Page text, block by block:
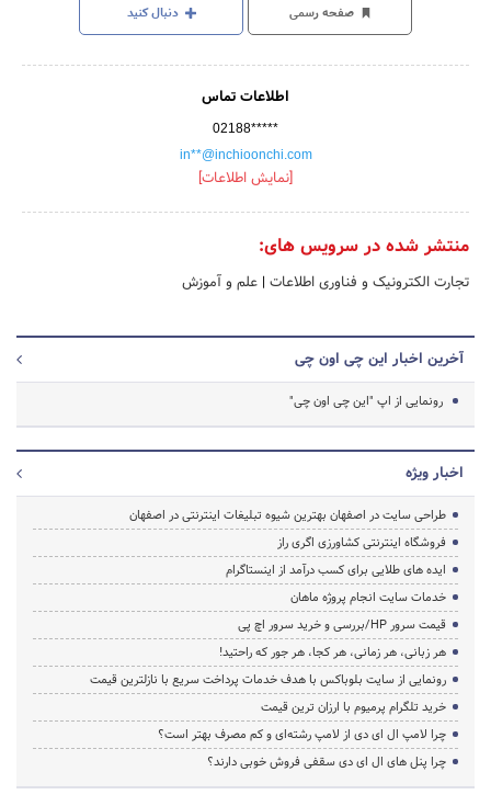
صفحه رسمی دنبال کنید
اطلاعات تماس
02188*****
in**@inchioonchi.com
[نمایش اطلاعات]
منتشر شده در سرویس های:
تجارت الکترونیک و فناوری اطلاعات | علم و آموزش
آخرین اخبار این چی اون چی
رونمایی از اپ "این چی اون چی"
اخبار ویژه
طراحی سایت در اصفهان بهترین شیوه تبلیغات اینترنتی در اصفهان
فروشگاه اینترنتی کشاورزی اگری راز
ایده های طلایی برای کسب درآمد از اینستاگرام
خدمات سایت انجام پروژه ماهان
قیمت سرور HP/بررسی و خرید سرور اچ پی
هر زبانی، هر زمانی، هر کجا، هر جور که راحتید!
رونمایی از سایت بلوباکس با هدف خدمات پرداخت سریع با نازلترین قیمت
خرید تلگرام پرمیوم با ارزان ترین قیمت
چرا لامپ ال ای دی از لامپ رشته‌ای و کم مصرف بهتر است؟
چرا پنل های ال ای دی سقفی فروش خوبی دارند؟